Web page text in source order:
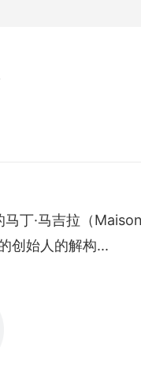
丁·马吉拉（
创始人的解构...